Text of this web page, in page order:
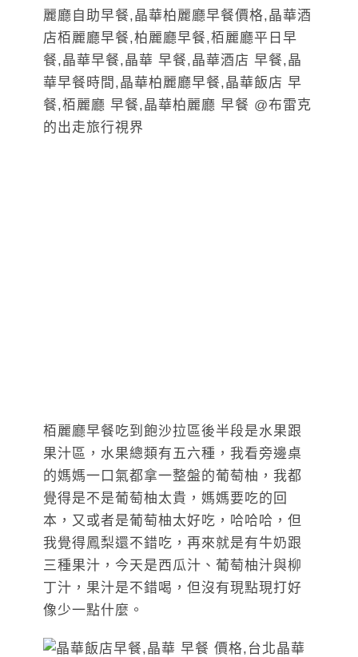
栢麗廳早餐吃到飽沙拉區後半段是水果跟
果汁區，水果總類有五六種，我看旁邊桌
的媽媽一口氣都拿一整盤的葡萄柚，我都
覺得是不是葡萄柚太貴，媽媽要吃的回
本，又或者是葡萄柚太好吃，哈哈哈，但
我覺得鳳梨還不錯吃，再來就是有牛奶跟
三種果汁，今天是西瓜汁、葡萄柚汁與柳
丁汁，果汁是不錯喝，但沒有現點現打好
像少一點什麼。